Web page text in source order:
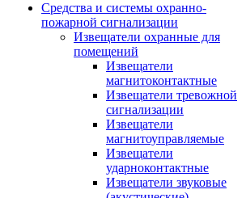
Средства и системы охранно-
пожарной сигнализации
Извещатели охранные для
помещений
Извещатели
магнитоконтактные
Извещатели тревожной
сигнализации
Извещатели
магнитоуправляемые
Извещатели
ударноконтактные
Извещатели звуковые